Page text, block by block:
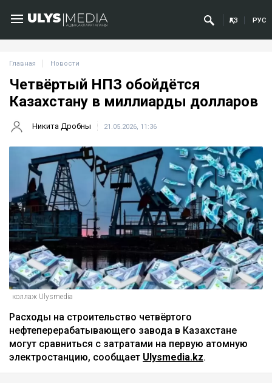
ҚАЗ РУС
Главная Новости
Четвёртый НПЗ обойдётся
Казахстану в миллиарды долларов
Никита Дробны 21.05.2026, 11:36
коллаж Ulysmedia
Расходы на строительство четвёртого
нефтеперерабатывающего завода в Казахстане
могут сравниться с затратами на первую атомную
электростанцию, сообщает Ulysmedia.kz.